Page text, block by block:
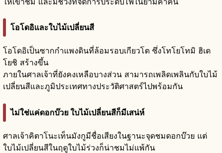
โอโดอิและใบไม้เปลี่ยนสี
โอโดอิเป็นซากกำแพงดินที่ล้อมรอบเกียวโต ซึ่งโทโยโทมิ ฮิเด
โยชิ สร้างขึ้น
ภายในศาลเจ้าที่ยังคงเหลือบางส่วน สามารถเพลิดเพลินกับใบไม้
เปลี่ยนสีและภูมิประเทศทางประวัติศาสตร์ไปพร้อมกัน
ไม่ใช่แค่ดอกบ๊วย ใบไม้เปลี่ยนสีก็มีเสน่ห์
ศาลเจ้าคิตาโนะเท็นมังกูมีชื่อเสียงในฐานะจุดชมดอกบ๊วย แต่
ใบไม้เปลี่ยนสีในฤดูใบไม้ร่วงก็น่าชมไม่แพ้กัน